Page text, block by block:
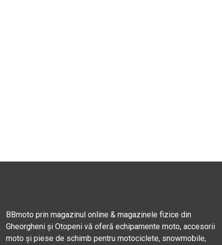
BBmoto prin magazinul online & magazinele fizice din
Gheorgheni și Otopeni vă oferă echipamente moto, accesorii
moto și piese de schimb pentru motociclete, snowmobile,